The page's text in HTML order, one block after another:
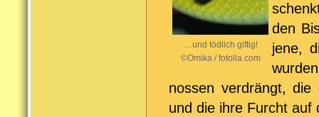
…und tödlich giftig!
©Omika / fotolia.com
den
jene,
nossen verdrängt, die
und die ihre Furcht auf